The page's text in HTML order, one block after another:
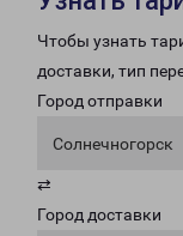
Чтобы узнать
доставки, тип
Город отправки
Солнечногорск
⇄
Город доставки